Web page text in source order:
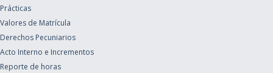
Prácticas
Valores de Matrícula
Derechos Pecuniarios
Acto Interno e Incrementos
Reporte de horas